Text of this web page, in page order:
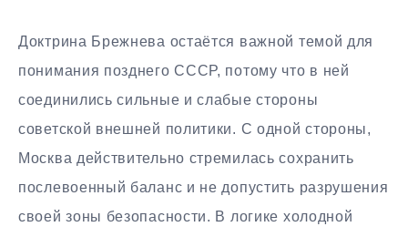
Доктрина Брежнева остаётся важной темой для
понимания позднего СССР, потому что в ней
соединились сильные и слабые стороны
советской внешней политики. С одной стороны,
Москва действительно стремилась сохранить
послевоенный баланс и не допустить разрушения
своей зоны безопасности. В логике холодной